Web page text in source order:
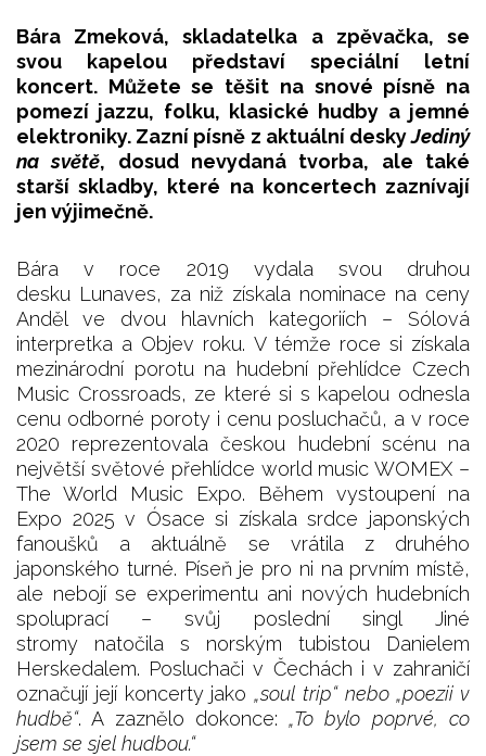
Bára Zmeková, skladatelka a zpěvačka, se
svou kapelou představí speciální letní
koncert. Můžete se těšit na snové písně na
pomezí jazzu, folku, klasické hudby a jemné
elektroniky. Zazní písně z aktuální deskyJediný
na světě, dosud nevydaná tvorba, ale také
starší skladby, které na koncertech zaznívají
jen výjimečně.
Bára v roce 2019 vydala svou druhou
desku Lunaves, za niž získala nominace na ceny
Anděl ve dvou hlavních kategoriích – Sólová
interpretka a Objev roku. V témže roce si získala
mezinárodní porotu na hudební přehlídce Czech
Music Crossroads, ze které si s kapelou odnesla
cenu odborné poroty i cenu posluchačů, a v roce
2020 reprezentovala českou hudební scénu na
největší světové přehlídce world music WOMEX –
The World Music Expo. Během vystoupení na
Expo 2025 v Ósace si získala srdce japonských
fanoušků a aktuálně se vrátila z druhého
japonského turné. Píseň je pro ni na prvním místě,
ale nebojí se experimentu ani nových hudebních
spoluprací – svůj poslední singl Jiné
stromy natočila s norským tubistou Danielem
Herskedalem. Posluchači v Čechách i v zahraničí
označují její koncerty jako „soul trip“ nebo „poezii v
hudbě“. A zaznělo dokonce:„To bylo poprvé, co
jsem se sjel hudbou.“